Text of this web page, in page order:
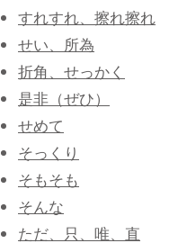
すれすれ、擦れ擦れ
せい、所為
折角、せっかく
是非（ぜひ）
せめて
そっくり
そもそも
そんな
ただ、只、唯、直